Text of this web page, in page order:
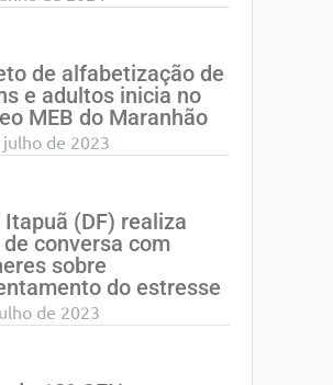
de alfabetização de
e adultos inicia no
MEB do Maranhão
de 2023
Itapuã (DF) realiza
conversa com
sobre
do estresse
de 2023